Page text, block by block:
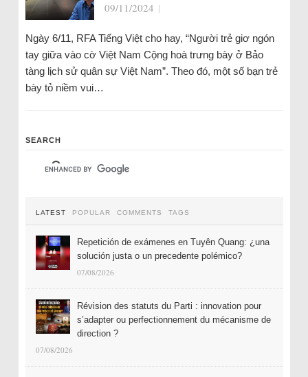
09/11/2024 |
Ngày 6/11, RFA Tiếng Việt cho hay, “Người trẻ giơ ngón
tay giữa vào cờ Việt Nam Cộng hoà trưng bày ở Bảo
tàng lịch sử quân sự Việt Nam”. Theo đó, một số bạn trẻ
bày tỏ niềm vui…
SEARCH
LATEST POPULAR COMMENTS TAGS
Repetición de exámenes en Tuyên Quang: ¿una
solución justa o un precedente polémico?
07/08/2026
Révision des statuts du Parti : innovation pour
s’adapter ou perfectionnement du mécanisme de
direction ?
07/08/2026